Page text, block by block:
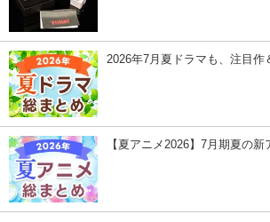
2026年7月夏ドラマも、注目作
【夏アニメ2026】7月期夏の新